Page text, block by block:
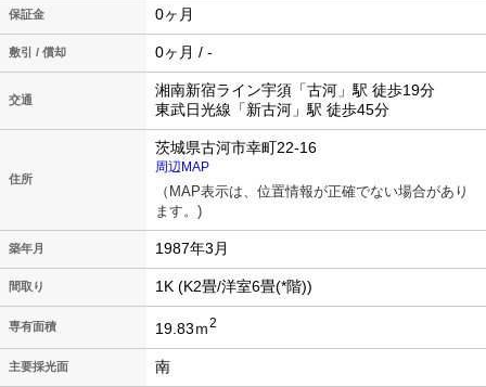
保証金 0ヶ月
敷引 / 償却 0ヶ月 / -
交通
湘南新宿ライン宇須「古河」駅 徒歩19分
東武日光線「新古河」駅 徒歩45分
住所
茨城県古河市幸町22-16
周辺MAP
（MAP表示は、位置情報が正確でない場合があり
ます。)
築年月 1987年3月
間取り 1K (K2畳/洋室6畳(*階))
専有面積 19.83ｍ2
主要採光面 南